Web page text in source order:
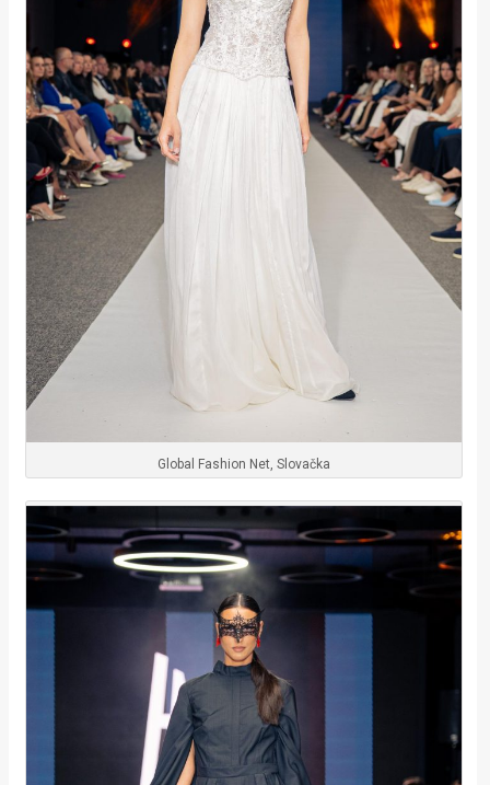
Global Fashion Net, Slovačka